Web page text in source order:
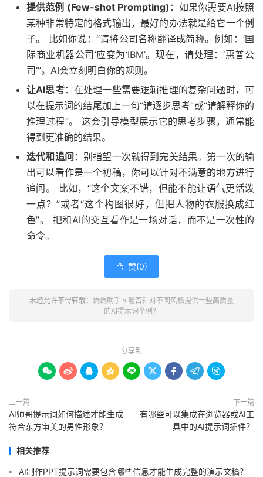
提供范例 (Few-shot Prompting) ：如果你需要AI按照
某种非常特定的格式输出，最好的办法就是给它一个例
子。 比如你说：“请将公司名称翻译成简称。例如：‘国
际商业机器公司’应变为‘IBM’。现在，请处理：‘惠普公
司’”。AI会立刻明白你的规则。
让AI思考：在处理一些需要逻辑推理的复杂问题时，可
以在提示词的结尾加上一句“请逐步思考”或“请解释你的
推理过程”。 这会引导模型展示它的思考步骤，通常能
得到更准确的结果。
迭代和追问 ：别指望一次就得到完美结果。第一次的输
出可以看作是一个初稿，你可以针对不满意的地方进行
追问。 比如，“这个文案不错，但能不能让语气更活泼
一点？”或者“这个构图很好，但把人物的衣服换成红
色”。 把和AI的交互看作是一场对话，而不是一次性的
命令。
 赞(0)
未经允许不得转载： 蜗蜗助手 » 能否针对不同风格提供一些高质量
的AI提示词举例？
分享到
        
上一篇
AI帅哥提示词如何描述才能生成
符合东方审美的男性形象？
下一篇
有哪些可以集成在浏览器或AI工
具中的AI提示词插件？
相关推荐
AI制作PPT提示词需要包含哪些信息才能生成完整的演示文稿？